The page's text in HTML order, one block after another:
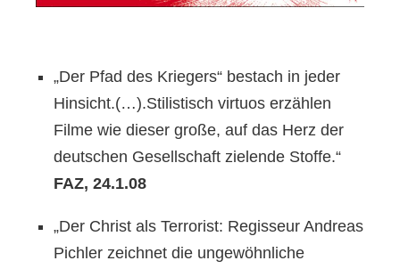
„Der Pfad des Kriegers“ bestach in jeder
Hinsicht.(…).Stilistisch virtuos erzählen
Filme wie dieser große, auf das Herz der
deutschen Gesellschaft zielende Stoffe.“
FAZ, 24.1.08
„Der Christ als Terrorist: Regisseur Andreas
Pichler zeichnet die ungewöhnliche